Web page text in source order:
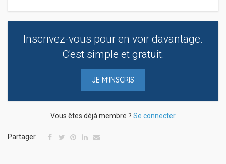
Inscrivez-vous pour en voir davantage.
C'est simple et gratuit.
JE M'INSCRIS
Vous êtes déjà membre ? Se connecter
Partager